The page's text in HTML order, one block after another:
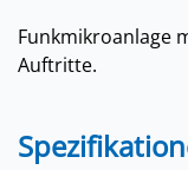
Funkmikroanlage
Auftritte.